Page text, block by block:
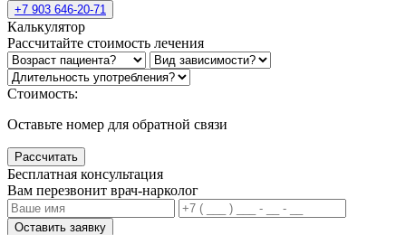
+7 903 646-20-71
Калькулятор
Рассчитайте стоимость лечения
Стоимость:
Оставьте номер для обратной связи
Рассчитать
Бесплатная консультация
Вам перезвонит врач-нарколог
Оставить заявку